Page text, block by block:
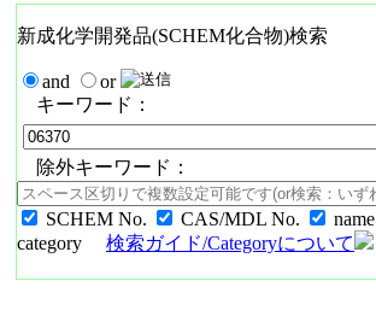
新成化学開発品(SCHEM化合物)検索
and
or
キーワード：
除外キーワード：
SCHEM No. CAS/MDL No. name
category
検索ガイド/Categoryについて